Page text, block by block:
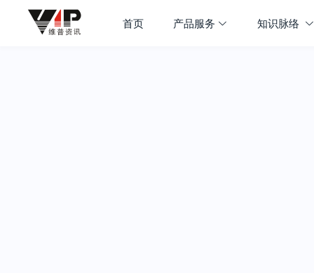
首页 产品服务 知识脉络